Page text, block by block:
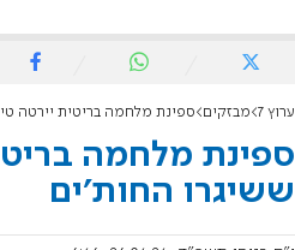
ערוץ 7 מבזקים ספינת מלחמה בריטית יירטה
ספינת מלחמה
ששיגרו החות'ים